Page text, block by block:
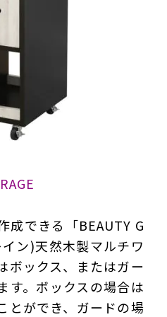
成できる「BEAUTY G
ン)天然木製マルチワ
ボックス、またはガー
す。ボックスの場合は
とができ、ガードの場